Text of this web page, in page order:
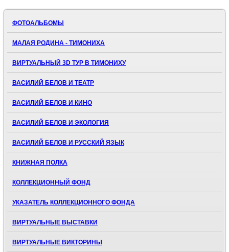
ФОТОАЛЬБОМЫ
МАЛАЯ РОДИНА - ТИМОНИХА
ВИРТУАЛЬНЫЙ 3D ТУР В ТИМОНИХУ
ВАСИЛИЙ БЕЛОВ И ТЕАТР
ВАСИЛИЙ БЕЛОВ И КИНО
ВАСИЛИЙ БЕЛОВ И ЭКОЛОГИЯ
ВАСИЛИЙ БЕЛОВ И РУССКИЙ ЯЗЫК
КНИЖНАЯ ПОЛКА
КОЛЛЕКЦИОННЫЙ ФОНД
УКАЗАТЕЛЬ КОЛЛЕКЦИОННОГО ФОНДА
ВИРТУАЛЬНЫЕ ВЫСТАВКИ
ВИРТУАЛЬНЫЕ ВИКТОРИНЫ